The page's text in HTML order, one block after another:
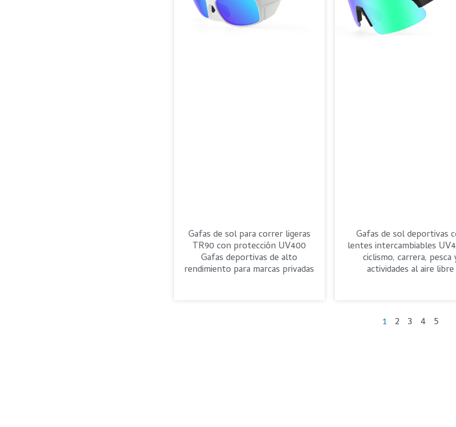
Gafas de sol para correr ligeras
TR90 con protección UV400
Gafas deportivas de alto
rendimiento para marcas privadas
Gafas de sol deportivas
lentes intercambiables
ciclismo, carrera, pesca
actividades al aire libre
1 2 3 4 5